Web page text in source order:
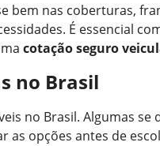
bem nas coberturas,
É essencial
cotação seguro
no Brasil
no Brasil. Algumas se
as opções antes de